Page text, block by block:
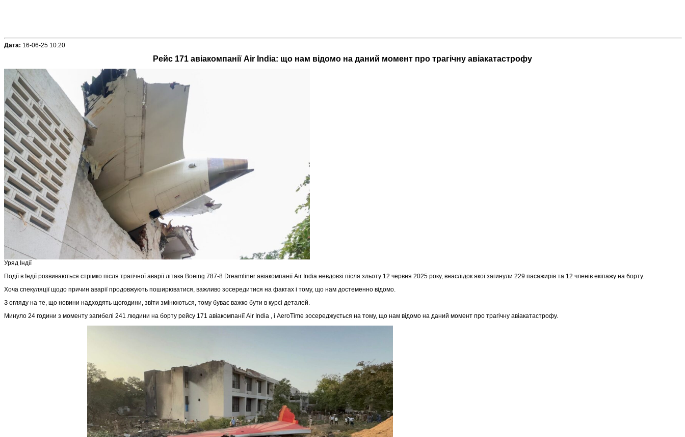
Дата: 16-06-25 10:20
Рейс 171 авіакомпанії Air India: що нам відомо на даний момент про трагічну авіакатастрофу
Уряд Індії
Події в Індії розвиваються стрімко після трагічної аварії літака Boeing 787-8 Dreamliner авіакомпанії Air India невдовзі після зльоту 12 червня 2025 року, внаслідок якої загинули 229 пасажирів та 12 членів екіпажу на борту.
Хоча спекуляції щодо причин аварії продовжують поширюватися, важливо зосередитися на фактах і тому, що нам достеменно відомо.
З огляду на те, що новини надходять щогодини, звіти змінюються, тому буває важко бути в курсі деталей.
Минуло 24 години з моменту загибелі 241 людини на борту рейсу 171 авіакомпанії Air India , і AeroTime зосереджується на тому, що нам відомо на даний момент про трагічну авіакатастрофу.